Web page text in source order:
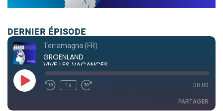
DERNIER ÉPISODE
Terramagna (FR)
GROENLAND
VIVE LES VACANCES
1x 00:00
PARTAGER